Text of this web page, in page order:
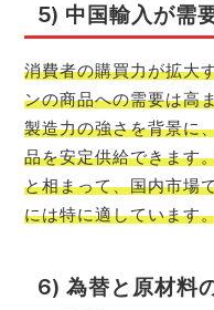
5) 中国輸入が需
消費者の購買力が拡大
ンの商品への需要は高
製造力の強さを背景に
品を安定供給できます
と相まって、国内市場
には特に適しています
6) 為替と原材料